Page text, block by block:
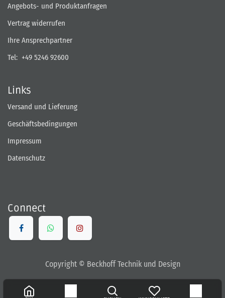
Angebots- und Produktanfragen
Vertrag widerrufen
Ihre Ansprechpartner
Tel: +49 5246 92600
Links
Versand und Lieferung
Geschäftsbedingungen
Impressum
Datenschutz
Connect
Copyright © Beckhoff Technik und Design